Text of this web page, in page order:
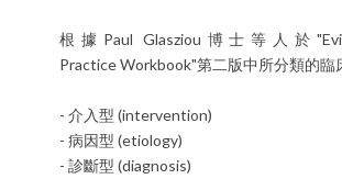
根據Paul Glasziou博士等人於
Practice Workbook"第二版中所分類的臨
- 介入型 (intervention)
- 病因型 (etiology)
- 診斷型 (diagnosis)